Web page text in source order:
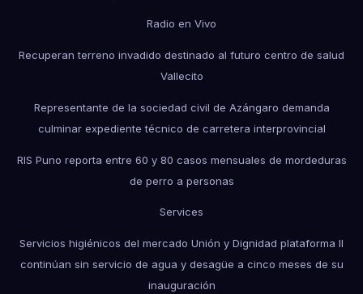
Radio en Vivo
Recuperan terreno invadido destinado al futuro centro de salud
Vallecito
Representante de la sociedad civil de Azángaro demanda
culminar expediente técnico de carretera interprovincial
RIS Puno reporta entre 60 y 80 casos mensuales de mordeduras
de perro a personas
Services
Servicios higiénicos del mercado Unión y Dignidad plataforma II
continúan sin servicio de agua y desagüe a cinco meses de su
inauguración